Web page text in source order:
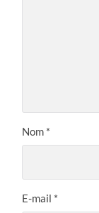
Nom *
E-mail *